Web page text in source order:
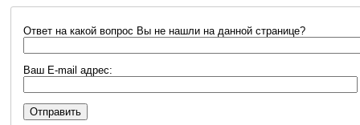
Ответ на какой вопрос Вы не нашли на данной странице?
Ваш E-mail адрес: